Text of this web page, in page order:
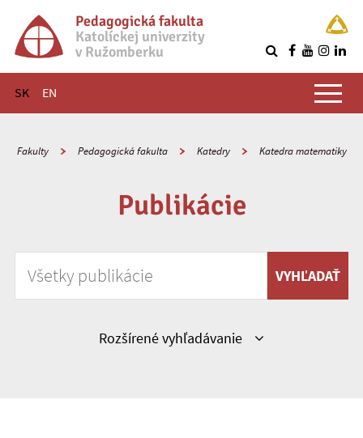
Pedagogická fakulta
Katolíckej univerzity
v Ružomberku
SK EN
Hlavné menu
Fakulty Pedagogická fakulta Katedry Katedra matematiky
Publikácie
Vyhľadávať podľa kľúčového slova
VYHĽADAŤ
Zobraziť
Rozšírené vyhľadávanie